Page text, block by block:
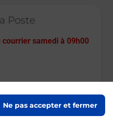
Ne pas accepter et fermer
Poste
courrier samedi à 09h00